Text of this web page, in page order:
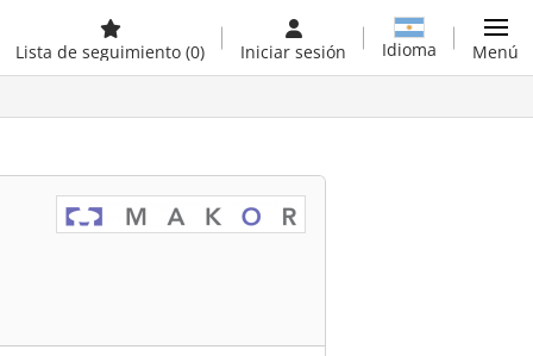
Lista de seguimiento (0) Iniciar sesión Idioma Menú